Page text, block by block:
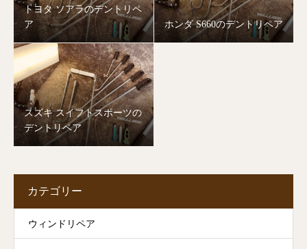
トヨタ ソアラのデントリペ
ア
ホンダ S660のデントリペア
スズキ スイフトスポーツの
デントリペア
カテゴリー
ウィンドリペア